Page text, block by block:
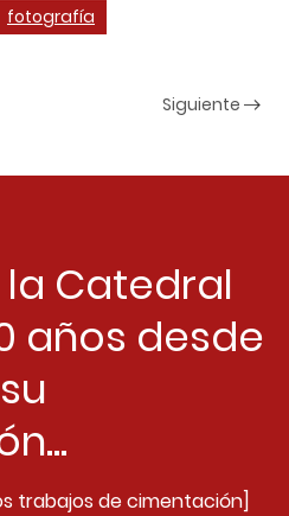
fotografía
Siguiente
la Catedral
años desde
trabajos de cimentación]